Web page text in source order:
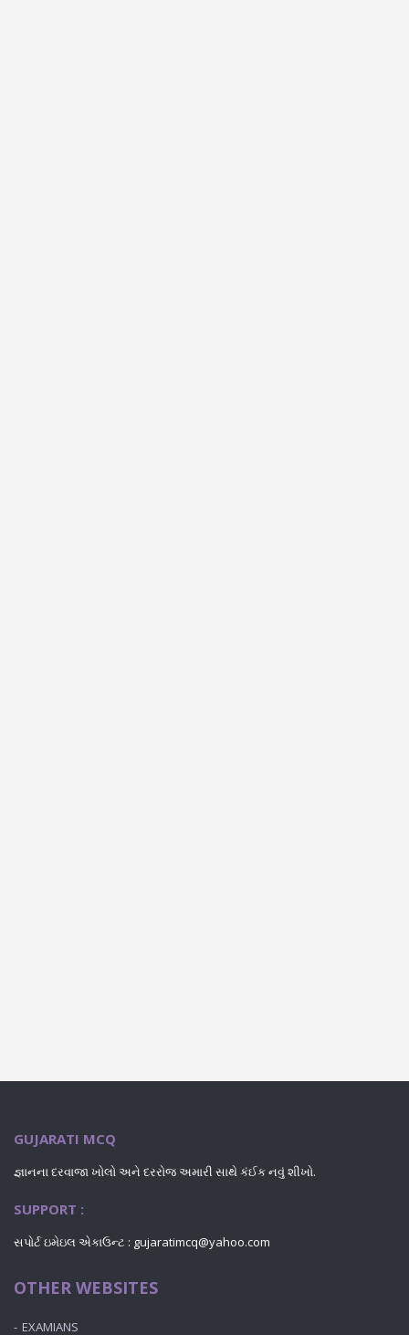
GUJARATI MCQ
જ્ઞાનના દરવાજા ખોલો અને દરરોજ અમારી સાથે કંઈક નવું શીખો.
SUPPORT :
સપોર્ટ ઇમેઇલ એકાઉન્ટ : gujaratimcq@yahoo.com
OTHER WEBSITES
EXAMIANS